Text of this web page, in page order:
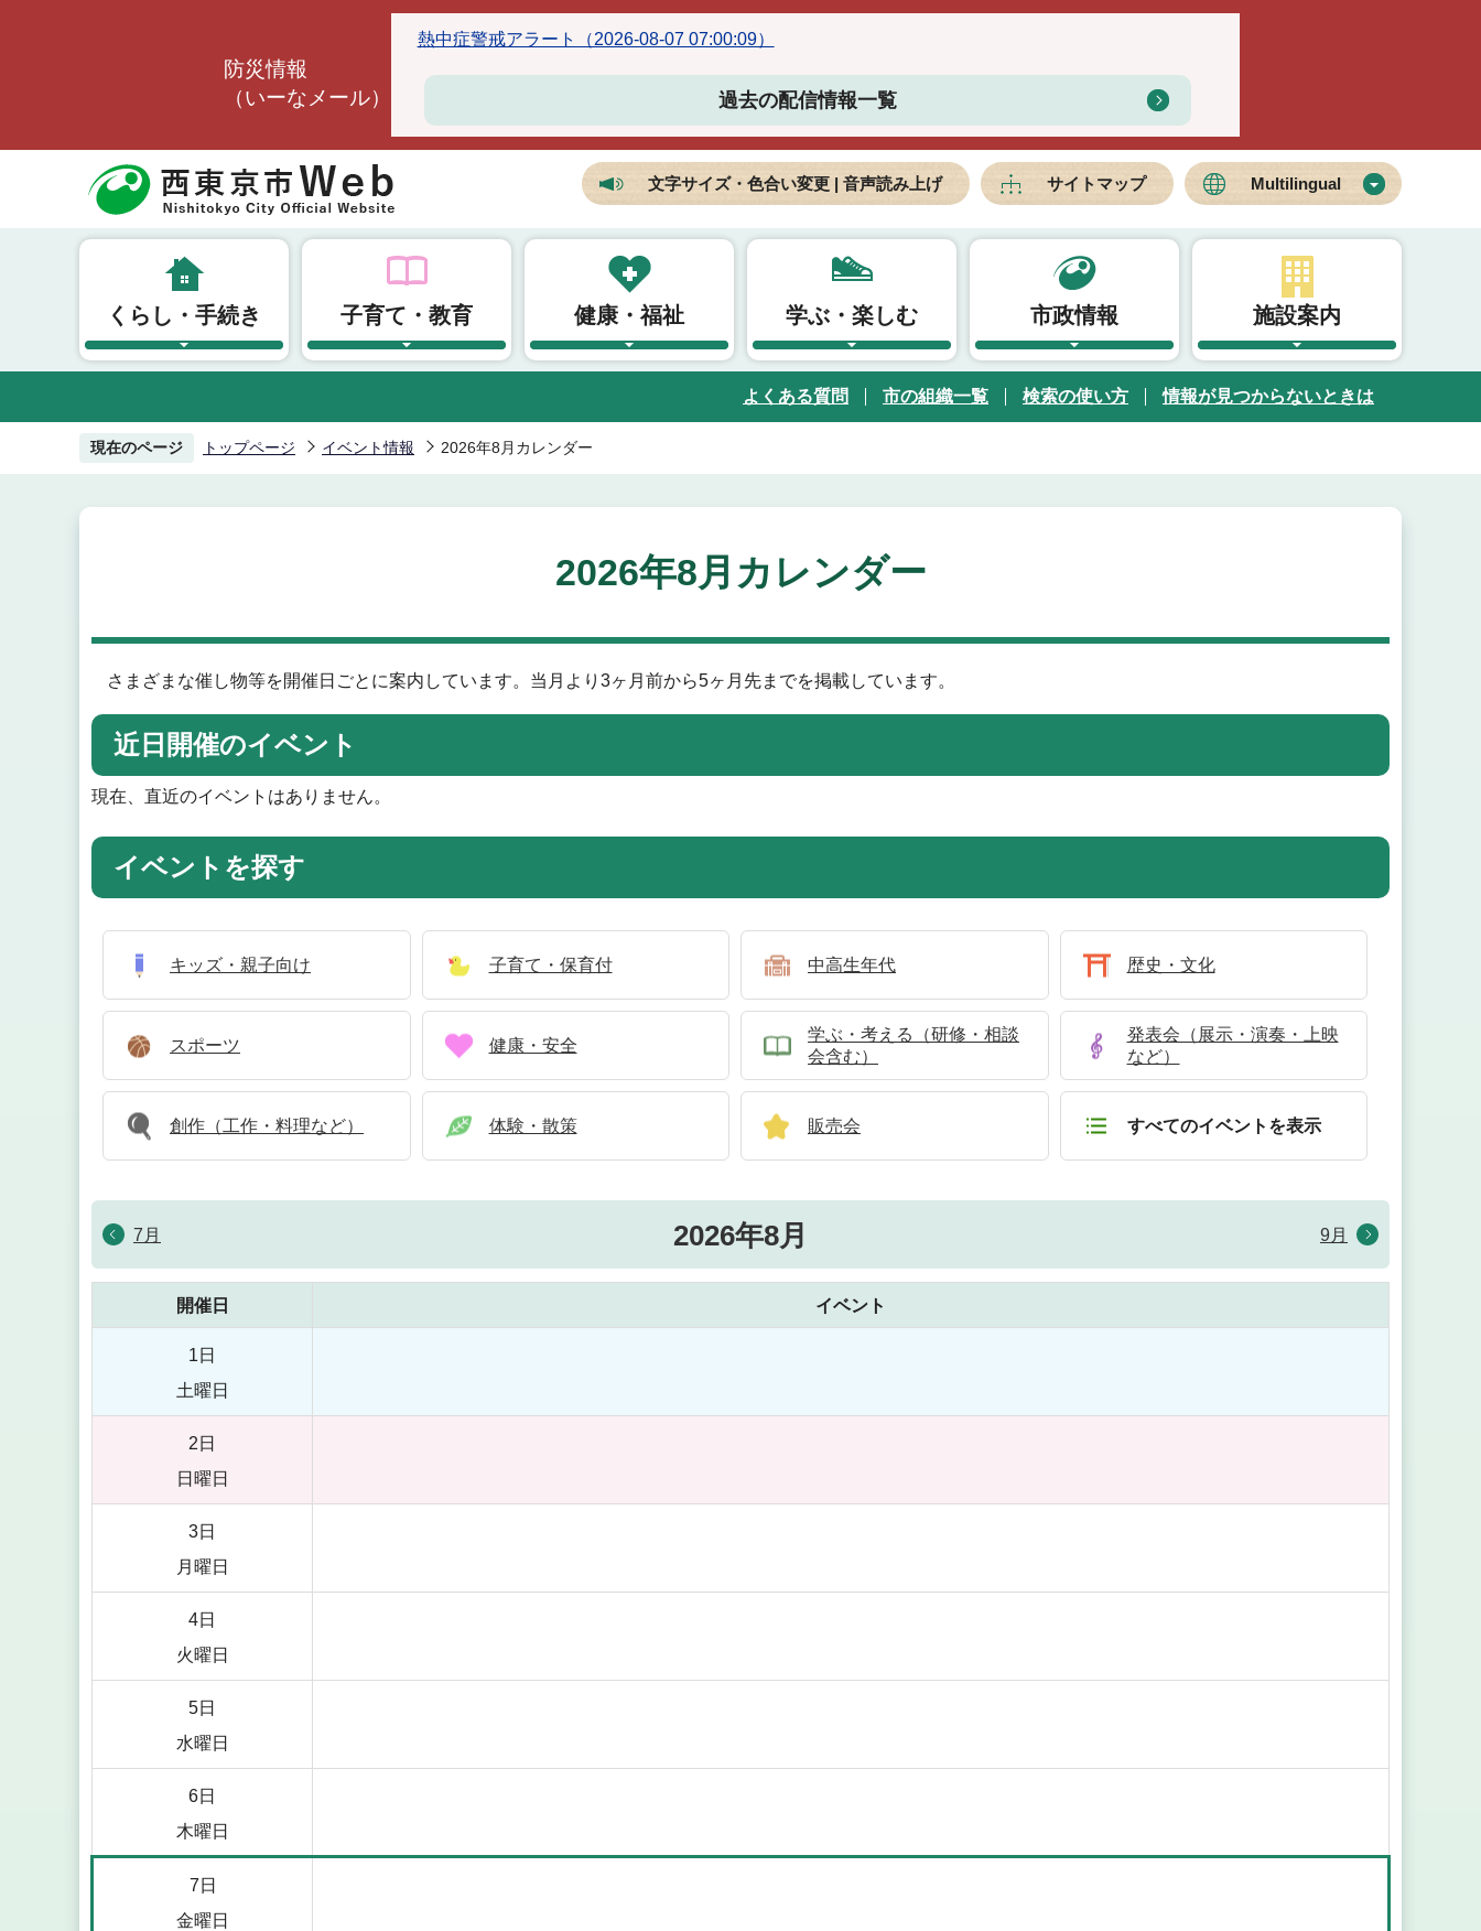
防災情報
（いーなメール）
熱中症警戒アラート（2026-08-07 07:00:09）
過去の配信情報一覧
文字サイズ・色合い変更 | 音声読み上げ サイトマップ Multilingual
くらし・手続き 子育て・教育 健康・福祉 学ぶ・楽しむ 市政情報 施設案内
よくある質問 市の組織一覧 検索の使い方 情報が見つからないときは
現在のページ トップページ イベント情報 2026年8月カレンダー
2026年8月カレンダー
さまざまな催し物等を開催日ごとに案内しています。当月より3ヶ月前から5ヶ月先までを掲載しています。
近日開催のイベント
現在、直近のイベントはありません。
イベントを探す
キッズ・親子向け 子育て・保育付 中高生年代 歴史・文化
スポーツ 健康・安全
学ぶ・考える（研修・相談
会含む）
発表会（展示・演奏・上映
など）
創作（工作・料理など） 体験・散策 販売会 すべてのイベントを表示
2026年8月
7月 9月
開催日 イベント
1日
土曜日
2日
日曜日
3日
月曜日
4日
火曜日
5日
水曜日
6日
木曜日
7日
金曜日